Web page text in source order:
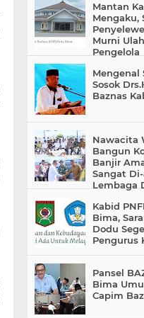
Mantan
Mengaku,
Murni
Pengelola
Mengenal
Sosok
Baznas
Nawacita
Bangun
Banjir
Sangat
Lembaga
Kabid
Bima,
Dodu
Pengurus
Pansel
Bima
Capim